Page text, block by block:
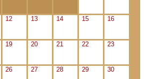
12 13 14 15 16
19 20 21 22 23
26 27 28 29 30